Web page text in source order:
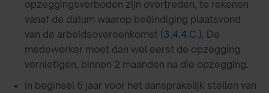
opzeggingsverboden zijn overtreden, te rekenen
vanaf de datum waarop beëindiging plaatsvond
van de arbeidsovereenkomst (3.4.4.C.). De
medewerker moet dan wel eerst de opzegging
vernietigen, binnen 2 maanden na die opzegging.
In beginsel 5 jaar voor het aansprakelijk stellen van